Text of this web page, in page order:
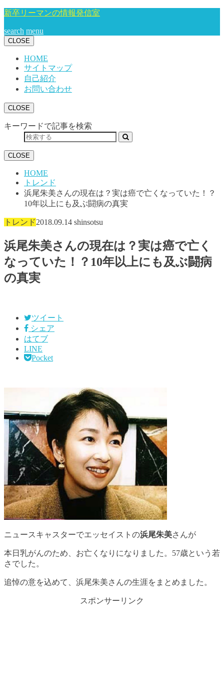
新卒リーマンの情報発信室
search menu
CLOSE
HOME
サイトマップ
自己紹介
お問い合わせ
CLOSE
キーワードで記事を検索
CLOSE
HOME
トレンド
浜尾朱美さんの現在は？実は癌で亡くなっていた！？
10年以上にも及ぶ闘病の真実
トレンド2018.09.14 shinsotsu
浜尾朱美さんの現在は？実は癌で亡く
なっていた！？10年以上にも及ぶ闘病
の真実
ツイート
シェア
はてブ
LINE
Pocket
ニュースキャスターでエッセイストの浜尾朱美さんが
本日乳がんのため、お亡くなりになりました。57歳という若
さでした。
追悼の意を込めて、浜尾朱美さんの生涯をまとめました。
スポンサーリンク